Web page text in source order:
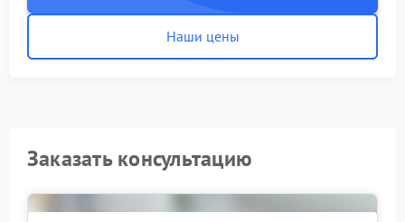
Наши цены
Заказать консультацию